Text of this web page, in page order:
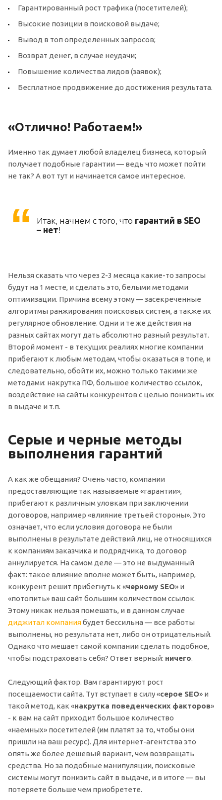
Гарантированный рост трафика (посетителей);
Высокие позиции в поисковой выдаче;
Вывод в топ определенных запросов;
Возврат денег, в случае неудачи;
Повышение количества лидов (заявок);
Бесплатное продвижение до достижения результата.
«Отлично! Работаем!»
Именно так думает любой владелец бизнеса, который
получает подобные гарантии — ведь что может пойти
не так? А вот тут и начинается самое интересное.
Итак, начнем с того, что гарантий в SEO
– нет!
Нельзя сказать что через 2-3 месяца какие-то запросы
будут на 1 месте, и сделать это, белыми методами
оптимизации. Причина всему этому — засекреченные
алгоритмы ранжирования поисковых систем, а также их
регулярное обновление. Одни и те же действия на
разных сайтах могут дать абсолютно разный результат.
Второй момент - в текущих реалиях многие компании
прибегают к любым методам, чтобы оказаться в топе, и
следовательно, обойти их, можно только такими же
методами: накрутка ПФ, большое количество ссылок,
воздействие на сайты конкурентов с целью понизить их
в выдаче и т.п.
Серые и черные методы
выполнения гарантий
А как же обещания? Очень часто, компании
предоставляющие так называемые «гарантии»,
прибегают к различным уловкам при заключении
договоров, например «влияние третьей стороны». Это
означает, что если условия договора не были
выполнены в результате действий лиц, не относящихся
к компаниям заказчика и подрядчика, то договор
аннулируется. На самом деле — это не выдуманный
факт: такое влияние вполне может быть, например,
конкурент решит прибегнуть к «черному SEO» и
«потопить» ваш сайт большим количеством ссылок.
Этому никак нельзя помешать, и в данном случае
диджитал компаниябудет бессильна — все работы
выполнены, но результата нет, либо он отрицательный.
Однако что мешает самой компании сделать подобное,
чтобы подстраховать себя? Ответ верный: ничего.
Следующий фактор. Вам гарантируют рост
посещаемости сайта. Тут вступает в силу «серое SEO» и
такой метод, как «накрутка поведенческих факторов»
- к вам на сайт приходит большое количество
«наемных» посетителей (им платят за то, чтобы они
пришли на ваш ресурс). Для интернет-агентства это
опять же более дешевый вариант, чем возвращать
средства. Но за подобные манипуляции, поисковые
системы могут понизить сайт в выдаче, и в итоге — вы
потеряете больше чем приобретете.